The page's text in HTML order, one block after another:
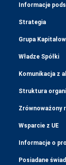
Informacje
Strategia
Grupa
Władze Spółki
Komunikacja z
Struktura
Zrównoważony
Wsparcie z UE
Informacje o
Posiadane